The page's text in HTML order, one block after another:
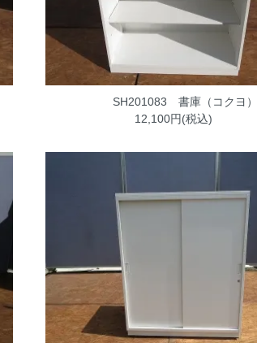
SH201083 書庫（コクヨ）
12,100円(税込)